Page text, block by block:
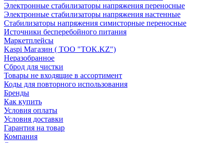
Электронные стабилизаторы напряжения переносные
Электронные стабилизаторы напряжения настенные
Стабилизаторы напряжения симисторные переносные
Источники бесперебойного питания
Маркетплейсы
Kaspi Магазин ( ТОО "TOK.KZ")
Неразобранное
Сброд для чистки
Товары не входящие в ассортимент
Коды для повторного использования
Бренды
Как купить
Условия оплаты
Условия доставки
Гарантия на товар
Компания